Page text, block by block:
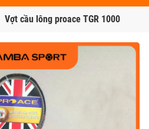
Vợt cầu lông proace TGR 1000